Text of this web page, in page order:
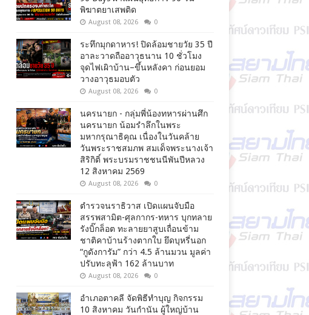
พิฆาตยาเสพติด
August 08, 2026 0
ระทึกมุกดาหาร! ปิดล้อมชายวัย 35 ปี
อาละวาดถืออาวุธนาน 10 ชั่วโมง
จุดไฟเผิาบ้าน–ขึ้นหลังคา ก่อนยอม
วางอาวุธมอบตัว
August 08, 2026 0
นครนายก - กลุ่มพี่น้องทหารผ่านศึก
นครนายก น้อมรำลึกในพระ
มหากรุณาธิคุณ เนื่องในวันคล้าย
วันพระราชสมภพ สมเด็จพระนางเจ้า
สิริกิติ์ พระบรมราชชนนีพันปีหลวง
12 สิงหาคม 2569
August 08, 2026 0
ตำรวจนราธิวาส เปิดแผนจับมือ
สรรพสามิต-ศุลกากร-ทหาร บุกทลาย
รังบิ๊กล็อต ทะลายยาสูบเถื่อนข้าม
ชาติคาบ้านร้างตากใบ ยึดบุหรี่นอก
“กูดังการัม” กว่า 4.5 ล้านมวน มูลค่า
ปรับทะลุฟ้า 162 ล้านบาท
August 08, 2026 0
อำเภอตาคลี จัดพิธีทำบุญ กิจกรรม
10 สิงหาคม วันกำนัน ผู้ใหญ่บ้าน